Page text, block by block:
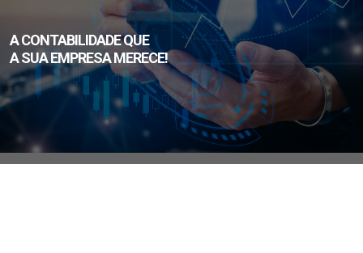
A CONTABILIDADE QUE
A SUA EMPRESA MERECE!